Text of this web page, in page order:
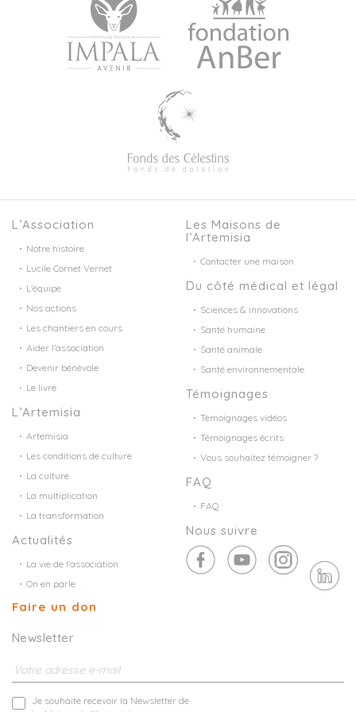
L’Association
Notre histoire
Lucile Cornet Vernet
L’équipe
Nos actions
Les chantiers en cours
Aider l’association
Devenir bénévole
Le livre
L’Artemisia
Artemisia
Les conditions de culture
La culture
La multiplication
La transformation
Actualités
La vie de l’association
On en parle
Faire un don
Les Maisons de
l’Artemisia
Contacter une maison
Du côté médical et légal
Sciences & innovations
Santé humaine
Santé animale
Santé environnementale
Témoignages
Témoignages vidéos
Témoignages écrits
Vous souhaitez témoigner ?
FAQ
FAQ
Nous suivre
Newsletter
Je souhaite recevoir la Newsletter de